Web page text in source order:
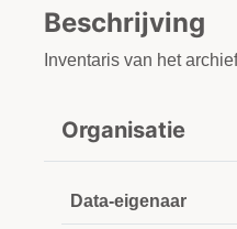
Beschrijving
Inventaris van het
Organisatie
Data-eigenaar